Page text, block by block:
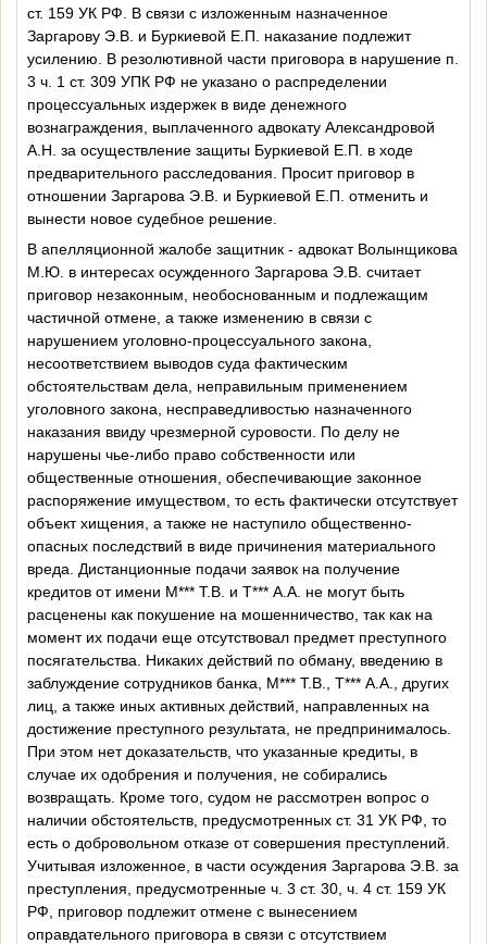
ст. 159 УК РФ. В связи с изложенным назначенное
Заргарову Э.В. и Буркиевой Е.П. наказание подлежит
усилению. В резолютивной части приговора в нарушение п.
3 ч. 1 ст. 309 УПК РФ не указано о распределении
процессуальных издержек в виде денежного
вознаграждения, выплаченного адвокату Александровой
А.Н. за осуществление защиты Буркиевой Е.П. в ходе
предварительного расследования. Просит приговор в
отношении Заргарова Э.В. и Буркиевой Е.П. отменить и
вынести новое судебное решение.
В апелляционной жалобе защитник - адвокат Волынщикова
М.Ю. в интересах осужденного Заргарова Э.В. считает
приговор незаконным, необоснованным и подлежащим
частичной отмене, а также изменению в связи с
нарушением уголовно-процессуального закона,
несоответствием выводов суда фактическим
обстоятельствам дела, неправильным применением
уголовного закона, несправедливостью назначенного
наказания ввиду чрезмерной суровости. По делу не
нарушены чье-либо право собственности или
общественные отношения, обеспечивающие законное
распоряжение имуществом, то есть фактически отсутствует
объект хищения, а также не наступило общественно-
опасных последствий в виде причинения материального
вреда. Дистанционные подачи заявок на получение
кредитов от имени М*** Т.В. и Т*** А.А. не могут быть
расценены как покушение на мошенничество, так как на
момент их подачи еще отсутствовал предмет преступного
посягательства. Никаких действий по обману, введению в
заблуждение сотрудников банка, М*** Т.В., Т*** А.А., других
лиц, а также иных активных действий, направленных на
достижение преступного результата, не предпринималось.
При этом нет доказательств, что указанные кредиты, в
случае их одобрения и получения, не собирались
возвращать. Кроме того, судом не рассмотрен вопрос о
наличии обстоятельств, предусмотренных ст. 31 УК РФ, то
есть о добровольном отказе от совершения преступлений.
Учитывая изложенное, в части осуждения Заргарова Э.В. за
преступления, предусмотренные ч. 3 ст. 30, ч. 4 ст. 159 УК
РФ, приговор подлежит отмене с вынесением
оправдательного приговора в связи с отсутствием